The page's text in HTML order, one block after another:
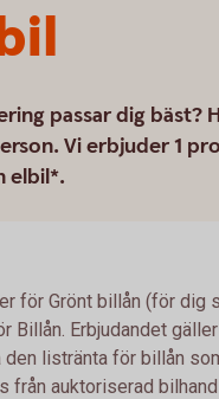
passar dig bäst?
Vi erbjuder 1
elbil*.
för Grönt billån (för dig
Billån. Erbjudandet
den listränta för billån
från auktoriserad